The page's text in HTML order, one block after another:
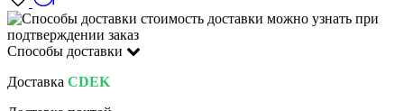
стоимость доставки можно узнать при
подтверждении заказ
Способы доставки
Доставка CDEK